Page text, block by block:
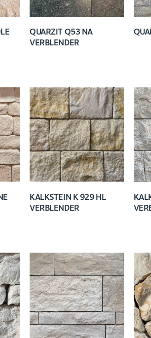
QUARZIT Q53 NA
VERBLENDER
KALKSTEIN K 929 HL
VERBLENDER